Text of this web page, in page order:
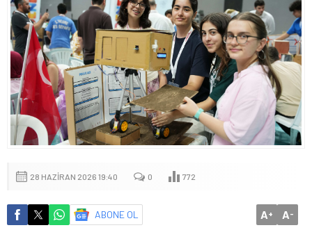
28 HAZIRAN 2026 19:40 0 772
ABONE OL A+ A-